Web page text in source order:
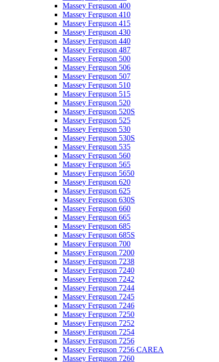
Massey Ferguson 400
Massey Ferguson 410
Massey Ferguson 415
Massey Ferguson 430
Massey Ferguson 440
Massey Ferguson 487
Massey Ferguson 500
Massey Ferguson 506
Massey Ferguson 507
Massey Ferguson 510
Massey Ferguson 515
Massey Ferguson 520
Massey Ferguson 520S
Massey Ferguson 525
Massey Ferguson 530
Massey Ferguson 530S
Massey Ferguson 535
Massey Ferguson 560
Massey Ferguson 565
Massey Ferguson 5650
Massey Ferguson 620
Massey Ferguson 625
Massey Ferguson 630S
Massey Ferguson 660
Massey Ferguson 665
Massey Ferguson 685
Massey Ferguson 685S
Massey Ferguson 700
Massey Ferguson 7200
Massey Ferguson 7238
Massey Ferguson 7240
Massey Ferguson 7242
Massey Ferguson 7244
Massey Ferguson 7245
Massey Ferguson 7246
Massey Ferguson 7250
Massey Ferguson 7252
Massey Ferguson 7254
Massey Ferguson 7256
Massey Ferguson 7256 CAREA
Massey Ferguson 7260